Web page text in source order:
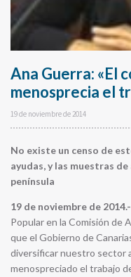
Ana Guerra: «El
menosprecia el
19 de noviembre de 2014
No existe un censo de
ayudas, y las muestras
península
19 de noviembre de 2014.-
Popular en la Comisión de
que el Gobierno de
diversificar nuestro sector
menospreciado el trabajo